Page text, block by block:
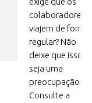
colaboradores
viajem de forma
regular? Não
deixe que isso
seja uma
preocupação.
Consulte a